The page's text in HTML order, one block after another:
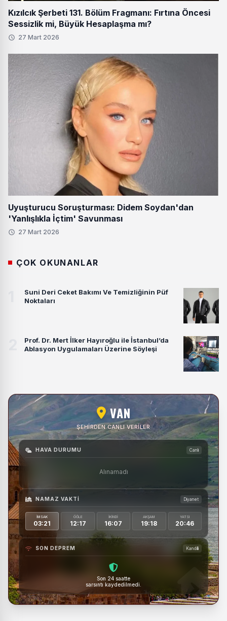
Kızılcık Şerbeti 131. Bölüm Fragmanı: Fırtına Öncesi
Sessizlik mi, Büyük Hesaplaşma mı?
27 Mart 2026
Uyuşturucu Soruşturması: Didem Soydan'dan
'Yanlışlıkla İçtim' Savunması
27 Mart 2026
ÇOK OKUNANLAR
Suni Deri Ceket Bakımı Ve Temizliğinin Püf
Noktaları
Prof. Dr. Mert İlker Hayıroğlu ile İstanbul’da
Ablasyon Uygulamaları Üzerine Söyleşi
VAN
ŞEHIRDEN CANLI VERILER
HAVA DURUMU Canlı
Alınamadı
NAMAZ VAKTI Diyanet
İMSAK
03:21
ÖĞLE
12:17
İKINDI
16:07
AKŞAM
19:18
YATSI
20:46
SON DEPREM Kandilli
Son 24 saatte
sarsıntı kaydedilmedi.